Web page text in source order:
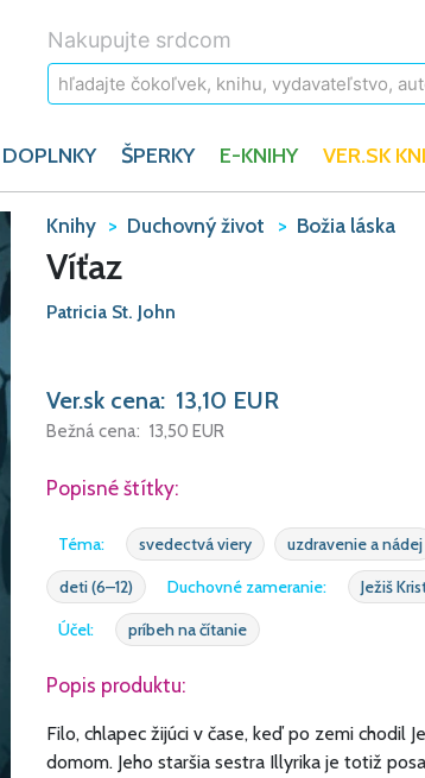
Nakupujte srdcom
ŠPERKY E-KNIHY VER.SK
Knihy Duchovný život Božia láska
Víťaz
Patricia St. John
Ver.sk cena: 13,10 EUR
Bežná cena: 13,50 EUR
Popisné štítky:
Téma: svedectvá viery uzdravenie a nádej
deti (6–12)
Duchovné zameranie: Ježiš
Účel:
príbeh na čítanie
Popis produktu:
Filo, chlapec žijúci v čase, keď po zemi chodil
domom. Jeho staršia sestra Illyrika je totiž